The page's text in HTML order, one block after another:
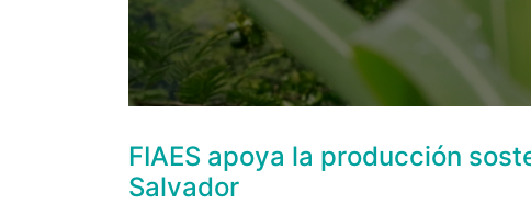
FIAES apoya la producción
Salvador